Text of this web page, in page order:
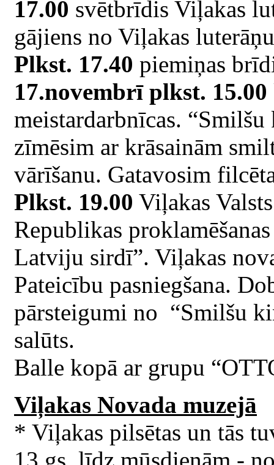
17.00 svētbrīdis Viļakas
gājiens no Viļakas
Plkst. 17.40 piemiņas
17.novembrī plkst. 15.00
meistardarbnīcas.
zīmēsim ar krāsainām
vārīšanu. Gatavosim
Plkst. 19.00 Viļakas
Republikas
Latviju sirdī”. Viļakas
Pateicību pasniegšana.
pārsteigumi no “Smilšu
salūts.
Balle kopā ar grupu
Viļakas Novada muzejā
* Viļakas pilsētas un tās
13.gs. līdz mūsdienām -